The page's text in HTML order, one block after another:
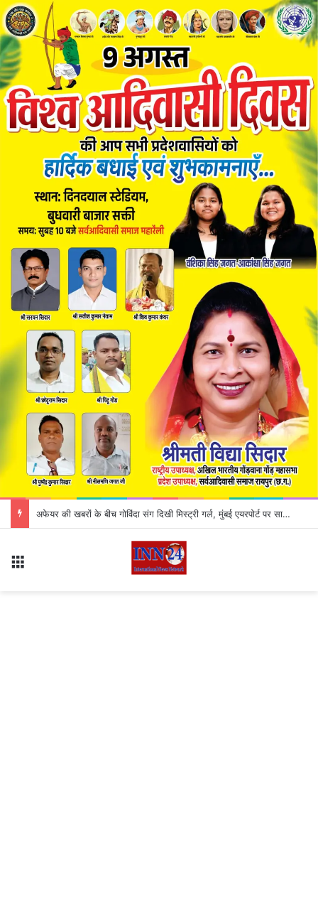
अफेयर की खबरों के बीच गोविंदा संग दिखी मिस्ट्री गर्ल, मुंबई एयरपोर्ट पर साथ-साथ चलते आए नजर